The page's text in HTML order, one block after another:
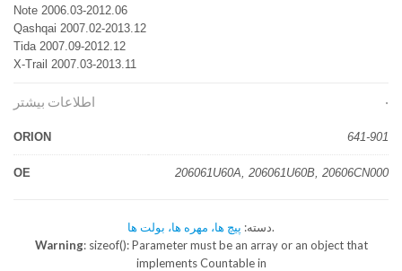
Note 2006.03-2012.06
Qashqai 2007.02-2013.12
Tida 2007.09-2012.12
X-Trail 2007.03-2013.11
اطلاعات بیشتر
ORION 641-901
OE 206061U60A, 206061U60B, 20606CN000
دسته: پیچ ها، مهره ها، بولت ها
.
Warning: sizeof(): Parameter must be an array or an object that
implements Countable in